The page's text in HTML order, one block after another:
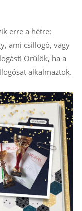
erre a hétre:
ami csillogó, vagy
Örülök, ha a
alkalmaztok.